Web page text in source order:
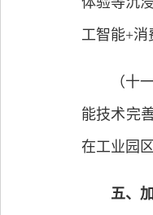
工智能+消
（十一
能技术完
在工业园
五、加